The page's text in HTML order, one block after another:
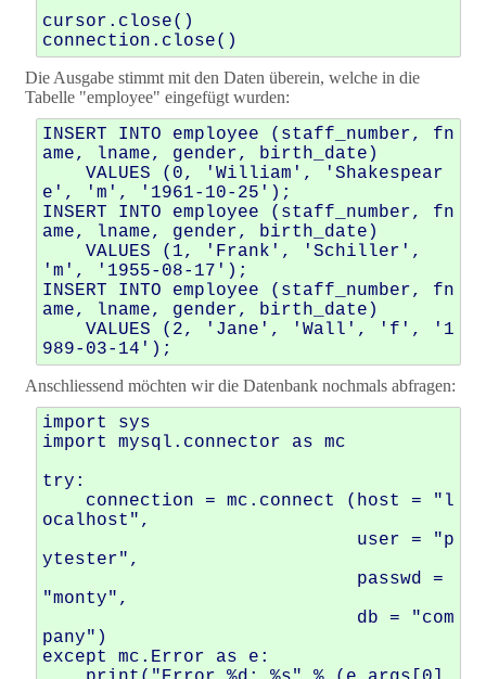
cursor.close()
Die Ausgabe stimmt mit den Daten überein, welche in die
Tabelle "employee" eingefügt wurden:
INSERT INTO employee (staff_number, fn
ame, lname, gender, birth_date)
e', 'm', '1961-10-25');
INSERT INTO employee (staff_number, fn
ame, lname, gender, birth_date)
'm', '1955-08-17');
INSERT INTO employee (staff_number, fn
ame, lname, gender, birth_date)
Anschliessend möchten wir die Datenbank nochmals abfragen:
import sys
import mysql.connector as mc
try:
ocalhost",
ytester",
"monty",
pany")
except mc.Error as e: